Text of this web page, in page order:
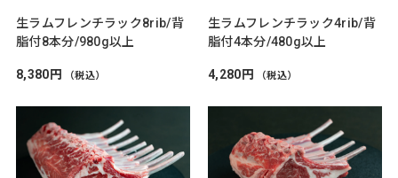
生ラムフレンチラック8rib/背
脂付8本分/980g以上
8,380円 （税込）
生ラムフレンチラック4rib/背
脂付4本分/480g以上
4,280円 （税込）